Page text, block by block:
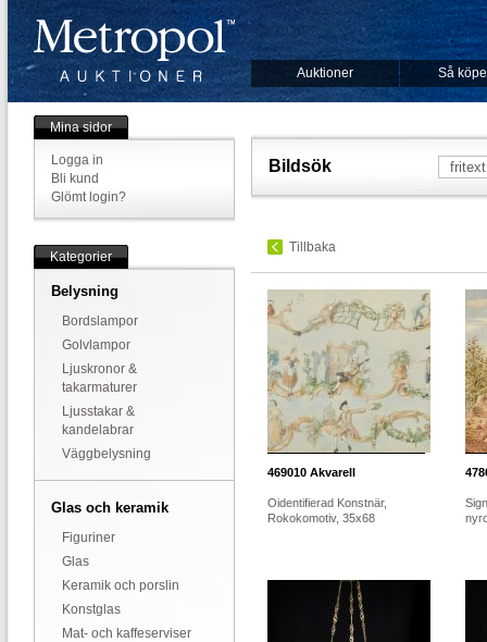
Auktioner Så
Mina sidor
Logga in
Bli kund
Glömt login?
Kategorier
Belysning
Bordslampor
Golvlampor
Ljuskronor &
takarmaturer
Ljusstakar &
kandelabrar
Väggbelysning
Glas och keramik
Figuriner
Glas
Keramik och porslin
Konstglas
Mat- och kaffeserviser
Bildsök
Tillbaka
469010 Akvarell
Oidentifierad Konstnär,
Rokokomotiv, 35x68